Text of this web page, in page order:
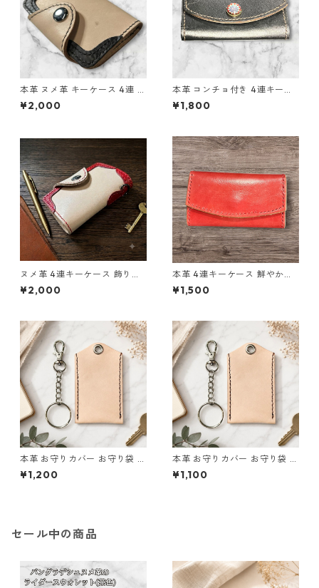
本革 ヌメ革 キーケース 4連 ナ
チュラル 生成り l101 レザー
ハンドメイド
¥2,000
本革 コンチョ付き 4連キーケ
ース ブラック ミント L134 レ
ザー ハンドメイド 経年変化 ギ
¥1,800
ヌメ革 4連キーケース 飾り赤
ナチュラル L85 レザー ハンド
メイド 経年変化
¥2,000
本革 4連キーケース 鮮やかな
赤革 シンプルデザインL139 レ
ザー ハンドメイド ギフト
¥1,500
本革 お守りカバー お守り袋 日
本製 生成り ナチュラル サイズ
L l103 レザー お守りケース ハ
¥1,200
本革 お守りカバー お守り袋 日
本製 生成り ナチュラル サイズ
M l105 レザー お守りケース
¥1,100
セール中の商品